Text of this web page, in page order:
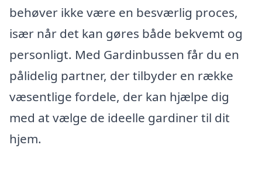
behøver ikke være en besværlig proces,
især når det kan gøres både bekvemt og
personligt. Med Gardinbussen får du en
pålidelig partner, der tilbyder en række
væsentlige fordele, der kan hjælpe dig
med at vælge de ideelle gardiner til dit
hjem.